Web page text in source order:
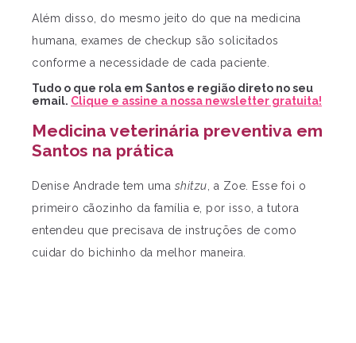
Além disso, do mesmo jeito do que na medicina
humana, exames de checkup são solicitados
conforme a necessidade de cada paciente.
Tudo o que rola em Santos e região direto no seu
email. Clique e assine a nossa newsletter gratuita!
Medicina veterinária preventiva em
Santos na prática
Denise Andrade tem uma shitzu , a Zoe. Esse foi o
primeiro cãozinho da família e, por isso, a tutora
entendeu que precisava de instruções de como
cuidar do bichinho da melhor maneira.